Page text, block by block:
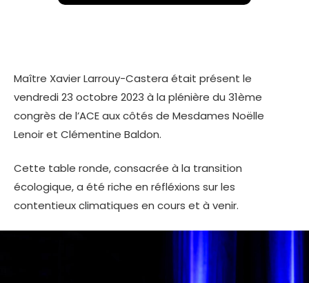
Maître Xavier Larrouy-Castera était présent le
vendredi 23 octobre 2023 à la plénière du 31ème
congrès de l’ACE aux côtés de Mesdames Noëlle
Lenoir et Clémentine Baldon.
Cette table ronde, consacrée à la transition
écologique, a été riche en réfléxions sur les
contentieux climatiques en cours et à venir.